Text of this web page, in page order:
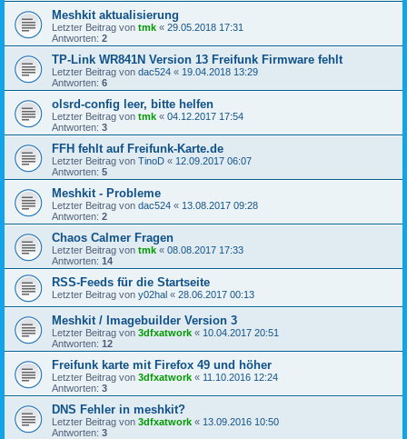
Meshkit aktualisierung
Letzter Beitrag von tmk « 29.05.2018 17:31
Antworten: 2
TP-Link WR841N Version 13 Freifunk Firmware fehlt
Letzter Beitrag von dac524 « 19.04.2018 13:29
Antworten: 6
olsrd-config leer, bitte helfen
Letzter Beitrag von tmk « 04.12.2017 17:54
Antworten: 3
FFH fehlt auf Freifunk-Karte.de
Letzter Beitrag von TinoD « 12.09.2017 06:07
Antworten: 5
Meshkit - Probleme
Letzter Beitrag von dac524 « 13.08.2017 09:28
Antworten: 2
Chaos Calmer Fragen
Letzter Beitrag von tmk « 08.08.2017 17:33
Antworten: 14
RSS-Feeds für die Startseite
Letzter Beitrag von y02hal « 28.06.2017 00:13
Meshkit / Imagebuilder Version 3
Letzter Beitrag von 3dfxatwork « 10.04.2017 20:51
Antworten: 12
Freifunk karte mit Firefox 49 und höher
Letzter Beitrag von 3dfxatwork « 11.10.2016 12:24
Antworten: 3
DNS Fehler in meshkit?
Letzter Beitrag von 3dfxatwork « 13.09.2016 10:50
Antworten: 3